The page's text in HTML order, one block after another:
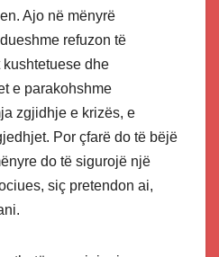
Ajo në mënyrë
refuzon të
dhe
e parakohshme
zgjidhje e krizës, e
Por çfarë do të bëjë
do të sigurojë një
siç pretendon ai,